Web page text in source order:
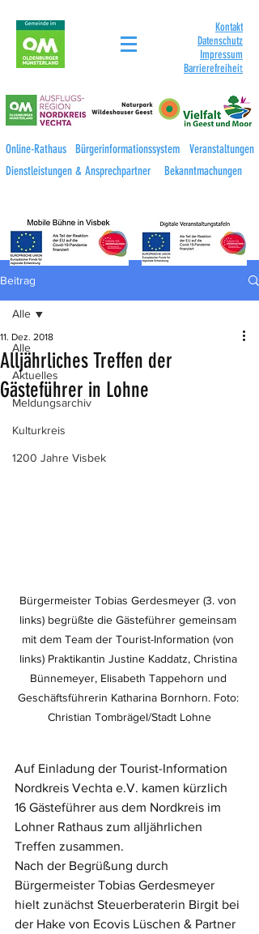
Kontakt
Datenschutz
Impressum
Barrierefreiheit
Online-Rathaus Bürgerinformationssystem
Veranstaltungen
Dienstleistungen & Ansprechpartner
Bekanntmachungen
Beitrag
Alle
Aktuelles
Meldungsarchiv
Kulturkreis
1200 Jahre Visbek
Alle
Alljährliches Treffen der
Gästeführer in Lohne
11. Dez. 2018
Bürgermeister Tobias Gerdesmeyer (3. von
links) begrüßte die Gästeführer gemeinsam
mit dem Team der Tourist-Information (von
links) Praktikantin Justine Kaddatz, Christina
Bünnemeyer, Elisabeth Tappehorn und
Geschäftsführerin Katharina Bornhorn. Foto:
Christian Tombrägel/Stadt Lohne
Auf Einladung der Tourist-Information
Nordkreis Vechta e.V. kamen kürzlich
16 Gästeführer aus dem Nordkreis im
Lohner Rathaus zum alljährlichen
Treffen zusammen.
Nach der Begrüßung durch
Bürgermeister Tobias Gerdesmeyer
hielt zunächst Steuerberaterin Birgit bei
der Hake von Ecovis Lüschen & Partner